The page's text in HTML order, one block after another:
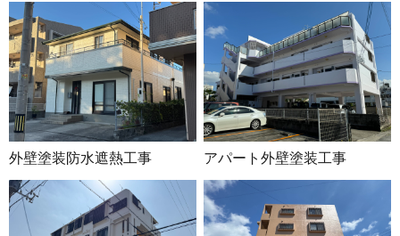
外壁塗装防水遮熱工事 アパート外壁塗装工事